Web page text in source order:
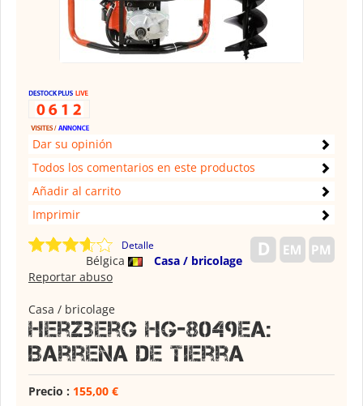
Dar su opinión
Todos los comentarios en este productos
Añadir al carrito
Imprimir
Detalle
Bélgica
Casa / bricolage
Reportar abuso
Casa / bricolage
Herzberg HG-8049EA:
Barrena De Tierra
Precio : 155,00 €